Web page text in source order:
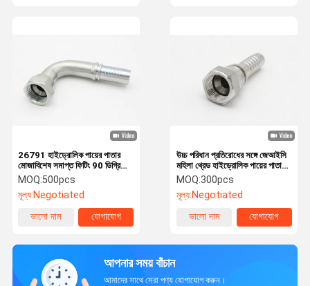
26791 হাইড্রোলিক পায়ের পাতার
মোজাবিশেষ সমাপ্ত ফিটিং 90 ডিগ্রি
জেআইসি মহিলা 37 ডিগ্রি শঙ্কু সীল
MOQ:500pcs
মূল্য:Negotiated
ভালো দাম
যোগাযোগ
উচ্চ পরিধান প্রতিরোধের সঙ্গে জেআইসি
মহিলা থ্রেড হাইড্রোলিক পায়ের পাতার
মোজাবিশেষ সমাপ্তি
MOQ:300pcs
মূল্য:Negotiated
ভালো দাম
যোগাযোগ
আপনার সময় বাঁচান
আমাদের সাথে সেরা পণ্য যোগাযোগ করুন।